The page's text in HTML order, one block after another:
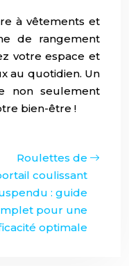
à vêtements et
de rangement
votre espace et
au quotidien. Un
non seulement
bien-être !
Roulettes de
coulissant
: guide
pour une
optimale